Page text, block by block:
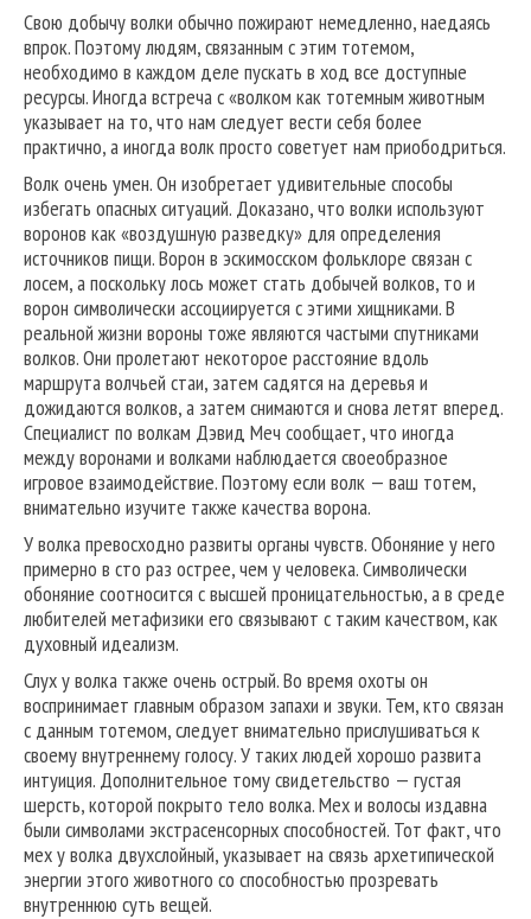
Свою добычу волки обычно пожирают немедленно, наедаясь
впрок. Поэтому людям, связанным c этим тотемом,
необходимо в каждом деле пускать в ход все доступные
ресурсы. Иногда встреча с «волком как тотемным животным
указывает на то, что нам следует вести себя более
практично, а иногда волк просто советует нам приободриться.
Волк очень умен. Он изобретает удивительные способы
избегать опасных ситуаций. Доказано, что волки используют
воронов как «воздушную разведку» для определения
источников пищи. Ворон в эскимосском фольклоре связан с
лосем, а поскольку лось может стать добычей волков, то и
ворон символически ассоциируется с этими хищниками. В
реальной жизни вороны тоже являются частыми спутниками
волков. Они пролетают некоторое расстояние вдоль
маршрута волчьей стаи, затем садятся на деревья и
дожидаются волков, а затем снимаются и снова летят вперед.
Специалист по волкам Дэвид Меч сообщает, что иногда
между воронами и волками наблюдается своеобразное
игровое взаимодействие. Поэтому если волк — ваш тотем,
внимательно изучите также качества ворона.
У волка превосходно развиты органы чувств. Обоняние у него
примерно в сто раз острее, чем у человека. Символически
обоняние соотносится с высшей проницательностью, а в среде
любителей метафизики его связывают с таким качеством, как
духовный идеализм.
Слух у волка также очень острый. Во время охоты он
воспринимает главным образом запахи и звуки. Тем, кто связан
с данным тотемом, следует внимательно прислушиваться к
своему внутреннему голосу. У таких людей хорошо развита
интуиция. Дополнительное тому свидетельство — густая
шерсть, которой покрыто тело волка. Мех и волосы издавна
были символами экстрасенсорных способностей. Тот факт, что
мех у волка двухслойный, указывает на связь архетипической
энергии этого животного со способностью прозревать
внутреннюю суть вещей.